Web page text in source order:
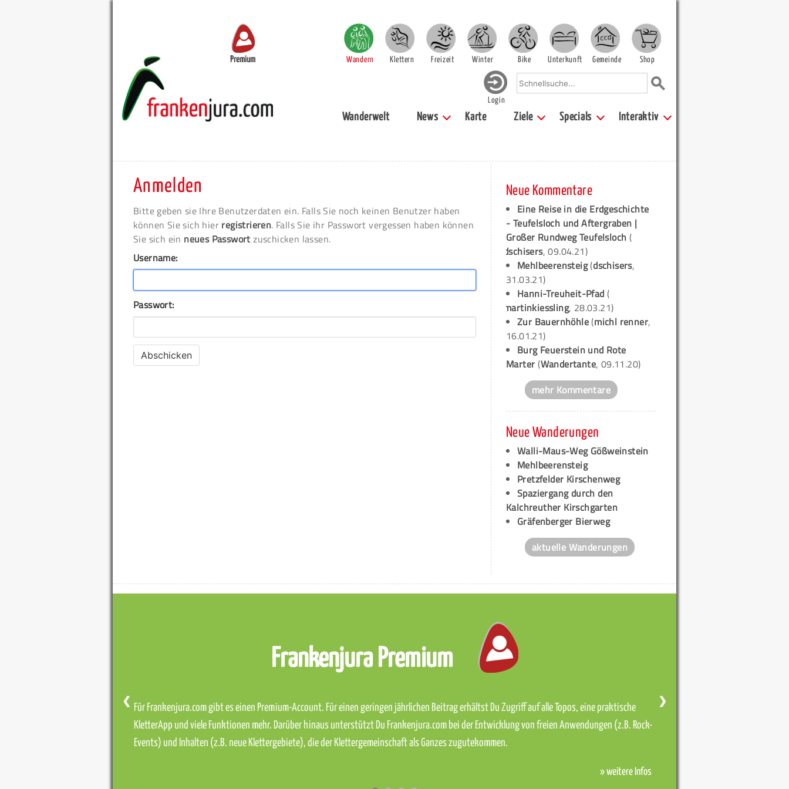
Premium Wandern Klettern Freizeit Winter Bike Unterkunft Gemeinde Shop
Login
Wanderwelt News Karte Ziele Specials Interaktiv
Anmelden
Bitte geben sie Ihre Benutzerdaten ein. Falls Sie noch keinen Benutzer haben
können Sie sich hier registrieren. Falls Sie ihr Passwort vergessen haben können
Sie sich ein neues Passwort zuschicken lassen.
Username:
Passwort:
Neue Kommentare
Eine Reise in die Erdgeschichte
- Teufelsloch und Aftergraben |
Großer Rundweg Teufelsloch (
dschisers, 09.04.21)
Mehlbeerensteig(dschisers,
31.03.21)
Hanni-Treuheit-Pfad (
martinkiessling, 28.03.21)
Zur Bauernhöhle(michl renner,
16.01.21)
Burg Feuerstein und Rote
Marter (Wandertante, 09.11.20)
mehr Kommentare
Neue Wanderungen
Walli-Maus-Weg Gößweinstein
Mehlbeerensteig
Pretzfelder Kirschenweg
Spaziergang durch den
Kalchreuther Kirschgarten
Gräfenberger Bierweg
aktuelle Wanderungen
Frankenjura Premium
Für Frankenjura.com gibt es einen Premium-Account. Für einen geringen jährlichen Beitrag erhältst Du Zugriff auf alle Topos, eine praktische
KletterApp und viele Funktionen mehr. Darüber hinaus unterstützt Du Frankenjura.com bei der Entwicklung von freien Anwendungen (z.B. Rock-
Events) und Inhalten (z.B. neue Klettergebiete), die der Klettergemeinschaft als Ganzes zugutekommen.
» weitere Infos
❮ ❯